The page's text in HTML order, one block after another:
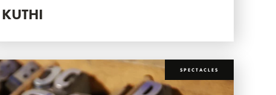
KUTHI
SPECTACLES